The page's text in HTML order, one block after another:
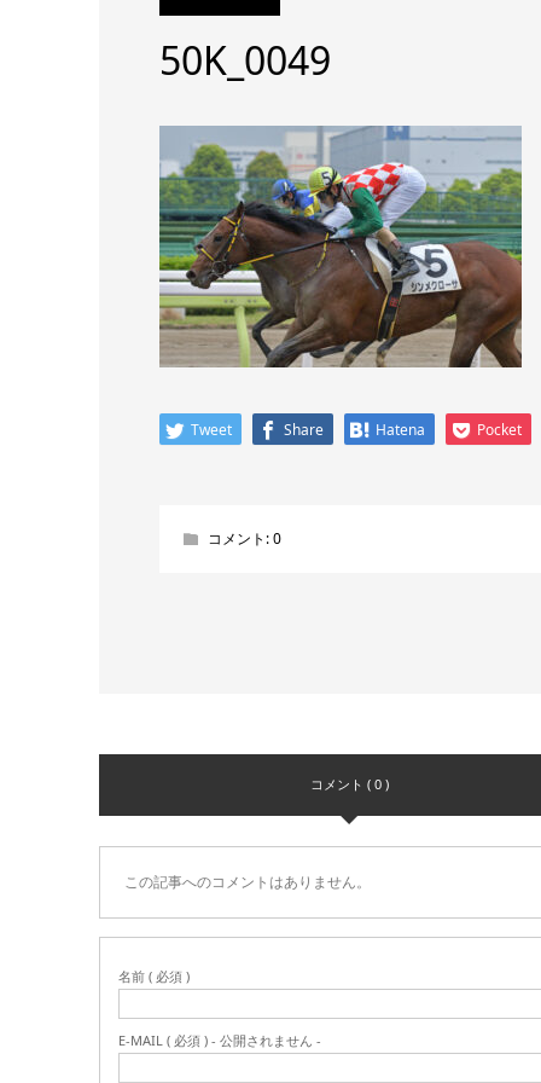
50K_0049
Tweet Share Hatena Pocket
コメント:0
コメント ( 0 )
この記事へのコメントはありません。
名前 ( 必須 )
E-MAIL ( 必須 ) - 公開されません -